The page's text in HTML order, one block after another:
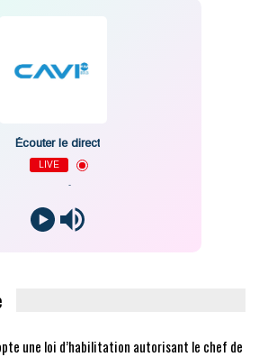
Écouter le direct
LIVE
une loi d’habilitation autorisant le chef de